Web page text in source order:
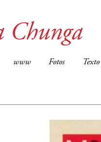
Chunga
www Fotos Texto